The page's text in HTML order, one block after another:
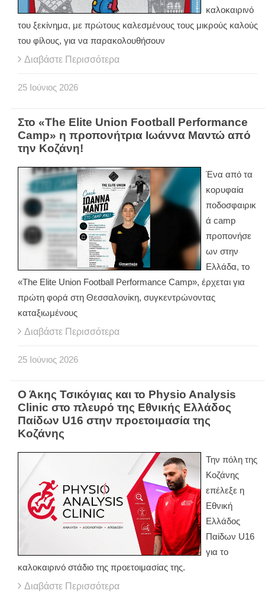
καλοκαιρινό
του ξεκίνημα, με πρώτους καλεσμένους τους μικρούς καλούς
του φίλους, για να παρακολουθήσουν
Διαβάστε Περισσότερα
25 Ιούνιος 2026
Στο «The Elite Union Football Performance
Camp» η προπονήτρια Ιωάννα Μαντώ από
την Κοζάνη!
Ένα από τα
κορυφαία
ποδοσφαιρικ
ά camp
προπονήσε
ων στην
Ελλάδα, το
«The Elite Union Football Performance Camp», έρχεται για
πρώτη φορά στη Θεσσαλονίκη, συγκεντρώνοντας
καταξιωμένους
Διαβάστε Περισσότερα
25 Ιούνιος 2026
Ο Άκης Τσικόγιας και το Physio Analysis
Clinic στο πλευρό της Εθνικής Ελλάδος
Παίδων U16 στην προετοιμασία της
Κοζάνης
Την πόλη της
Κοζάνης
επέλεξε η
Εθνική
Ελλάδος
Παίδων U16
για το
καλοκαιρινό στάδιο της προετοιμασίας της.
Διαβάστε Περισσότερα